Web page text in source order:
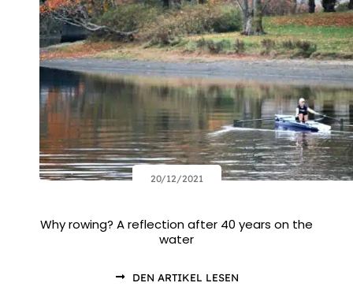
20/12/2021
Why rowing? A reflection after 40 years on the
water
DEN ARTIKEL LESEN